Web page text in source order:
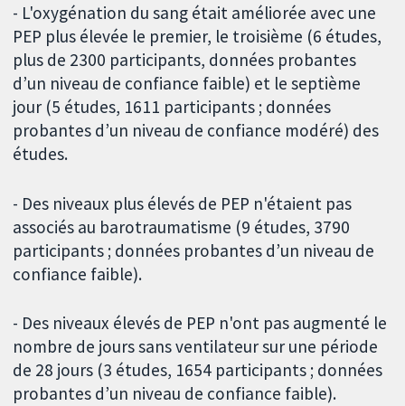
- L'oxygénation du sang était améliorée avec une
PEP plus élevée le premier, le troisième (6 études,
plus de 2300 participants, données probantes
d’un niveau de confiance faible) et le septième
jour (5 études, 1611 participants ; données
probantes d’un niveau de confiance modéré) des
études.
- Des niveaux plus élevés de PEP n'étaient pas
associés au barotraumatisme (9 études, 3790
participants ; données probantes d’un niveau de
confiance faible).
- Des niveaux élevés de PEP n'ont pas augmenté le
nombre de jours sans ventilateur sur une période
de 28 jours (3 études, 1654 participants ; données
probantes d’un niveau de confiance faible).